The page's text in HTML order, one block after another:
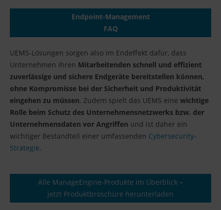
Endpoint-Management
FAQ
UEMS-Lösungen sorgen also im Endeffekt dafür, dass
Unternehmen ihren Mitarbeitenden schnell und effizient
zuverlässige und sichere Endgeräte bereitstellen können,
ohne Kompromisse bei der Sicherheit und Produktivität
eingehen zu müssen. Zudem spielt das UEMS eine wichtige
Rolle beim Schutz des Unternehmensnetzwerks bzw. der
Unternehmensdaten vor Angriffen und ist daher ein
wichtiger Bestandteil einer umfassenden Cybersecurity-
Strategie.
Alle ManageEngine-Produkte im Überblick –
jetzt Produktbroschüre herunterladen